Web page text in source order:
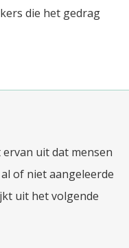
die het gedrag
uit dat mensen
of niet aangeleerde
uit het volgende